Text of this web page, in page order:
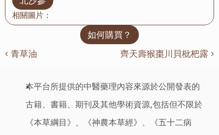
相關圖片：
如何購買？
‹ 青草油
齊天壽猴棗川貝枇杷露 ›
本平台所提供的中醫藥理內容來源於公開發表的
古籍、書籍、期刊及其他學術資源,包括但不限於
《本草綱目》、《神農本草經》、《五十二病